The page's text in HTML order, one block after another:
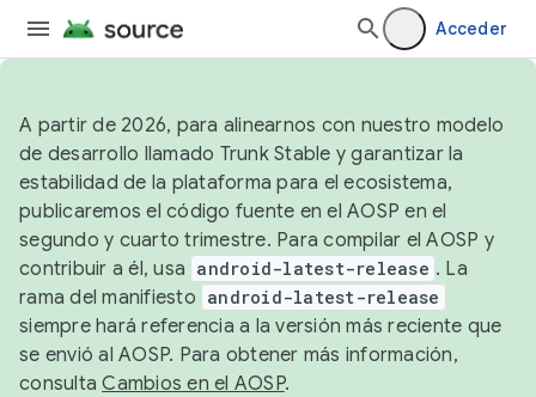
Acceder
A partir de 2026, para alinearnos con nuestro modelo
de desarrollo llamado Trunk Stable y garantizar la
estabilidad de la plataforma para el ecosistema,
publicaremos el código fuente en el AOSP en el
segundo y cuarto trimestre. Para compilar el AOSP y
contribuir a él, usa android-latest-release . La
rama del manifiesto android-latest-release
siempre hará referencia a la versión más reciente que
se envió al AOSP. Para obtener más información,
consultaCambios en el AOSP.